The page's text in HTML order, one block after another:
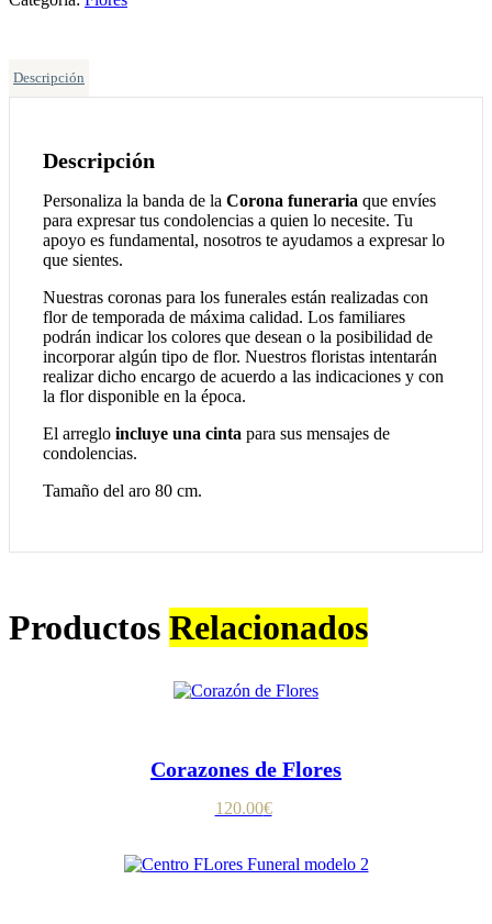
Descripción
Descripción
Personaliza la banda de la Corona funeraria que envíes
para expresar tus condolencias a quien lo necesite. Tu
apoyo es fundamental, nosotros te ayudamos a expresar lo
que sientes.
Nuestras coronas para los funerales están realizadas con
flor de temporada de máxima calidad. Los familiares
podrán indicar los colores que desean o la posibilidad de
incorporar algún tipo de flor. Nuestros floristas intentarán
realizar dicho encargo de acuerdo a las indicaciones y con
la flor disponible en la época.
El arreglo incluye una cinta para sus mensajes de
condolencias.
Tamaño del aro 80 cm.
Productos Relacionados
Corazones de Flores
120.00€